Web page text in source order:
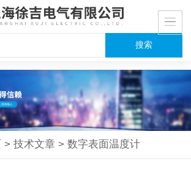
> 技术文章 > 数字表面温度计